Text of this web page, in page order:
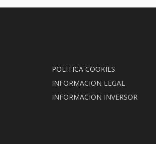
POLITICA COOKIES
INFORMACION LEGAL
INFORMACION INVERSOR